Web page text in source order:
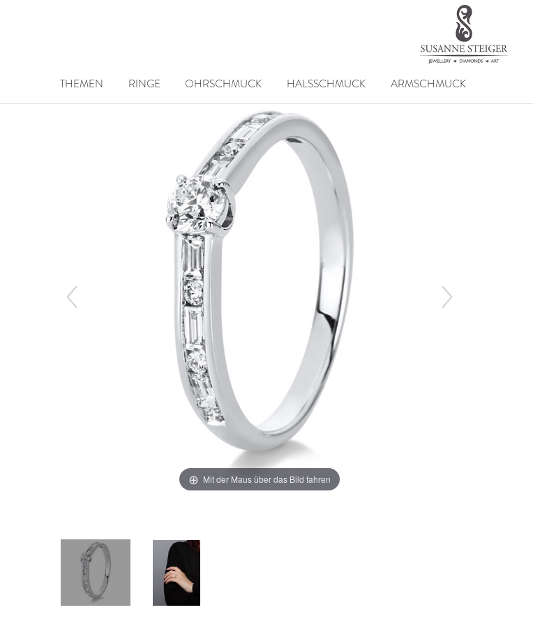
THEMEN RINGE OHRSCHMUCK HALSSCHMUCK ARMSCHMUCK
Mit der Maus über das Bild fahren